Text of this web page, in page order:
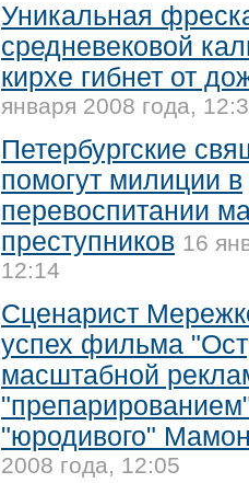
Уникальная
средневековой
кирхе гибнет от
января 2008 года,
Петербургские
помогут милиции в
перевоспитании
преступников 16
12:14
Сценарист
успех фильма
масштабной
"юродивого"
2008 года, 12:05